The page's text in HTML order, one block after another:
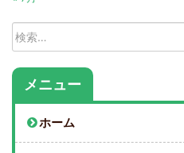
検
索:
メニュー
ホーム